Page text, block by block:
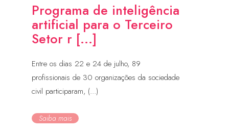
Programa de inteligência
artificial para o Terceiro
Setor r [...]
Entre os dias 22 e 24 de julho, 89
profissionais de 30 organizações da sociedade
civil participaram, (...)
Saiba mais